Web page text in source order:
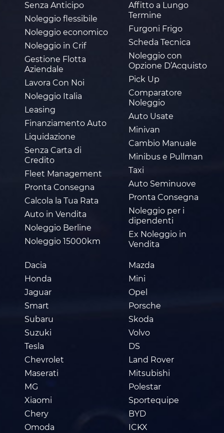
Senza Anticipo
Noleggio flessibile
Noleggio economico
Noleggio in Crif
Gestione Flotta
Aziendale
Lavora Con Noi
Noleggio Italia
Leasing
Finanziamento Auto
Liquidazione
Senza Carta di
Credito
Fleet Management
Pronta Consegna
Calcola la Tua Rata
Auto in Vendita
Noleggio Berline
Noleggio 15000km
Dacia
Honda
Jaguar
Smart
Subaru
Suzuki
Tesla
Chevrolet
Maserati
MG
Xiaomi
Chery
Omoda
Mazda
Mini
Opel
Porsche
Skoda
Volvo
DS
Land Rover
Mitsubishi
Polestar
Sportequipe
BYD
ICKX
Affitto a Lungo
Termine
Furgoni Frigo
Scheda Tecnica
Noleggio con
Opzione D’Acquisto
Pick Up
Comparatore
Noleggio
Auto Usate
Minivan
Cambio Manuale
Minibus e Pullman
Taxi
Auto Seminuove
Pronta Consegna
Noleggio per i
dipendenti
Ex Noleggio in
Vendita